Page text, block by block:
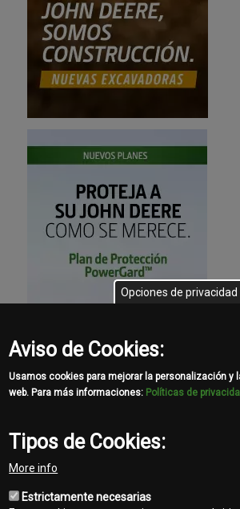
Opciones de privacidad
Aviso de Cookies:
Usamos cookies para mejorar la personalización y
web. Para más informaciones: Políticas de
Tipos de Cookies:
More info
Estrictamente necesarias